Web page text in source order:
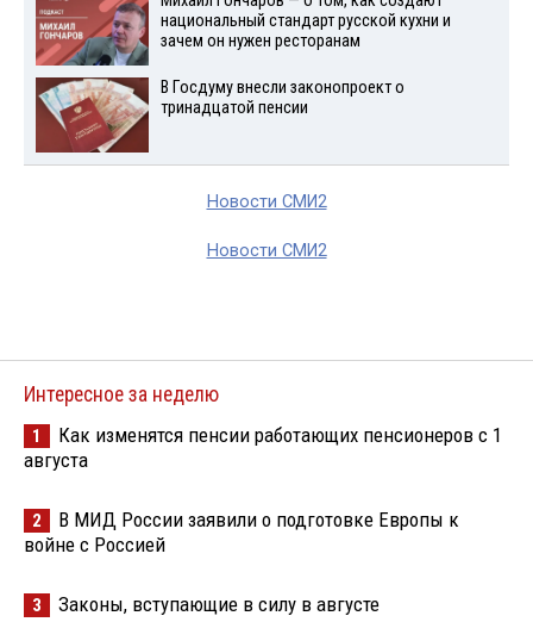
национальный стандарт русской кухни и
зачем он нужен ресторанам
В Госдуму внесли законопроект о
тринадцатой пенсии
Новости СМИ2
Новости СМИ2
Интересное за неделю
1
Как изменятся пенсии работающих пенсионеров с 1
августа
2
В МИД России заявили о подготовке Европы к
войне с Россией
3 Законы, вступающие в силу в августе